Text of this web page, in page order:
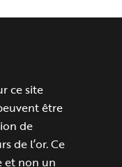
ce site
être
de
de l’or. Ce
et non un